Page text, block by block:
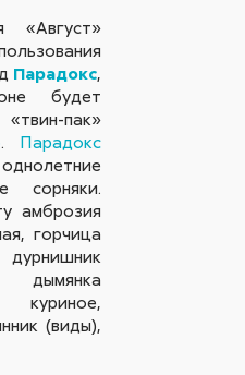
Парадокс,
будет
пак»
. Парадокс
сорняки.
амброзия
горчица
дымянка
куриное,
(виды),